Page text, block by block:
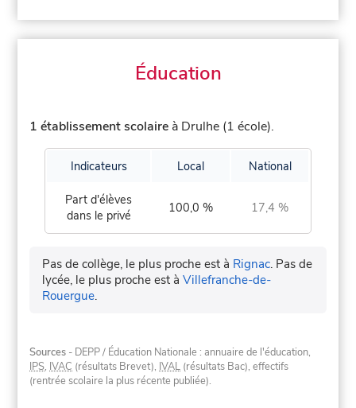
Éducation
1 établissement scolaire à Drulhe (1 école).
Indicateurs Local National
Part d'élèves
dans le privé
100,0 % 17,4 %
Pas de collège, le plus proche est à Rignac. Pas de
lycée, le plus proche est àVillefranche-de-
Rouergue.
Sources - DEPP / Éducation Nationale : annuaire de l'éducation,
IPS, IVAC (résultats Brevet), IVAL (résultats Bac), effectifs
(rentrée scolaire la plus récente publiée).